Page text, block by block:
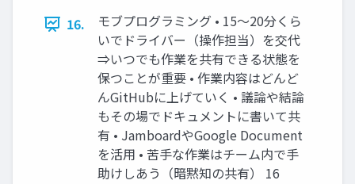
16.
モブプログラミング • 15～20分くら
いでドライバー（操作担当）を交代
⇒いつでも作業を共有できる状態を
保つことが重要 • 作業内容はどんど
んGitHubに上げていく • 議論や結論
もその場でドキュメントに書いて共
有 • JamboardやGoogle Document
を活用 • 苦手な作業はチーム内で手
助けしあう（暗黙知の共有） 16